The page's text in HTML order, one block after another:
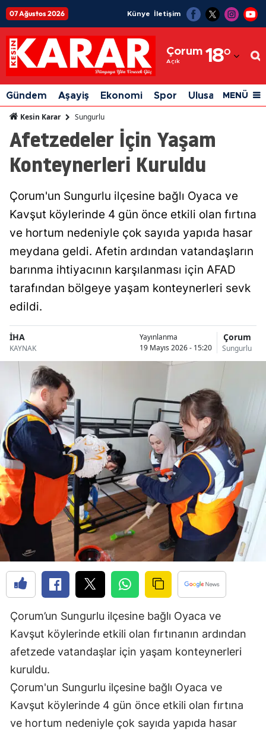
07 Ağustos 2026 Künye İletişim
Çorum
Açık 18°
Adıyaman
Afyonkarahisar
Ağrı
Amasya
Ankara
Artvin
Aydın
Balıkesir
Bilecik
Bitlis
Bolu
Bursa
Çanakkale
Çankırı
Çorum
Denizli
Diyarbakır
Elazığ
Erzincan
Erzurum
Eskişehir
Giresun
Gümüşhane
Gündem Aşayiş Ekonomi Spor Ulusal Siyaset
MENÜ
Kesin Karar Sungurlu
Afetzedeler İçin Yaşam
Konteynerleri Kuruldu
Çorum'un Sungurlu ilçesine bağlı Oyaca ve
Kavşut köylerinde 4 gün önce etkili olan fırtına
ve hortum nedeniyle çok sayıda yapıda hasar
meydana geldi. Afetin ardından vatandaşların
barınma ihtiyacının karşılanması için AFAD
tarafından bölgeye yaşam konteynerleri sevk
edildi.
İHA
KAYNAK
Yayınlanma
19 Mayıs 2026 - 15:20
Çorum
Sungurlu
Çorum’un Sungurlu ilçesine bağlı Oyaca ve
Kavşut köylerinde etkili olan fırtınanın ardından
afetzede vatandaşlar için yaşam konteynerleri
kuruldu.
Çorum'un Sungurlu ilçesine bağlı Oyaca ve
Kavşut köylerinde 4 gün önce etkili olan fırtına
ve hortum nedeniyle çok sayıda yapıda hasar